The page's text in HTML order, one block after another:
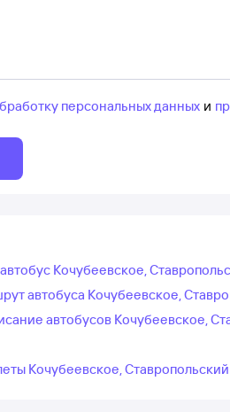
персональных данных и
Кочубеевское,
автобуса Кочубеевское,
автобусов Кочубеевское,
Кочубеевское, Ставропольский